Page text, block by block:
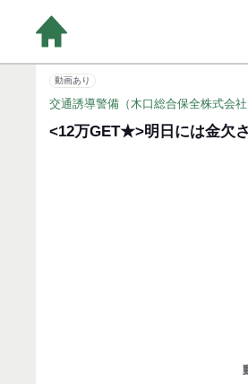
動画あり
交通誘導警備（木口総合保全株式会
<12万GET★>明日には金欠